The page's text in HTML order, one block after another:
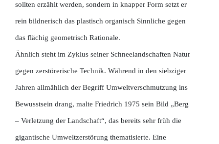
sollten erzählt werden, sondern in knapper Form setzt er
rein bildnerisch das plastisch organisch Sinnliche gegen
das flächig geometrisch Rationale.
Ähnlich steht im Zyklus seiner Schneelandschaften Natur
gegen zerstörerische Technik. Während in den siebziger
Jahren allmählich der Begriff Umweltverschmutzung ins
Bewusstsein drang, malte Friedrich 1975 sein Bild „Berg
– Verletzung der Landschaft“, das bereits sehr früh die
gigantische Umweltzerstörung thematisierte. Eine